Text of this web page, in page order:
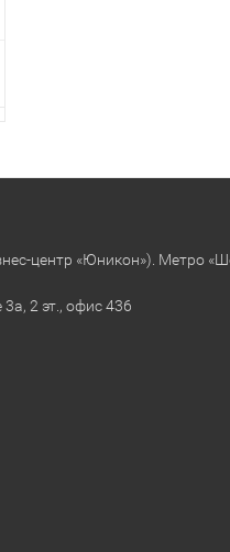
центр «Юникон»). Метро
2 эт., офис 436